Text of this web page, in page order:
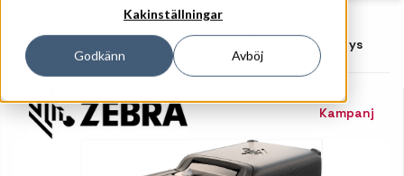
Kakinställningar
Godkänn Avböj
Streckkodsläsare
Zebra RS6100 - Streckkodsskanner - Ringscanner- Frys
Kampanj